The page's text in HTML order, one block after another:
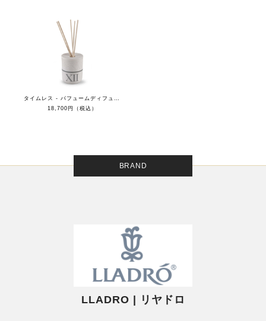
タイムレス - パフュームディフューザーXII - ムーンライト
18,700円（税込）
BRAND
LLADRO | リヤドロ